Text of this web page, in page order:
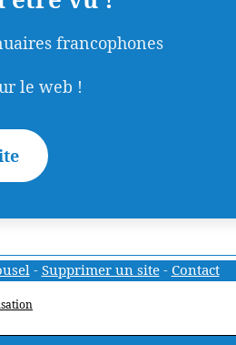
francophones
le web !
- Supprimer un site- Contact